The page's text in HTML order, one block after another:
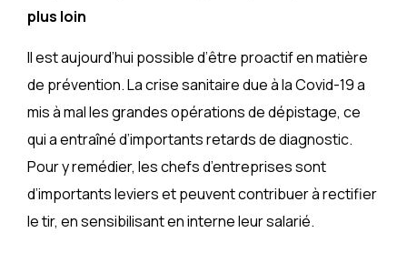
plus loin
Il est aujourd’hui possible d’être proactif en matière
de prévention. La crise sanitaire due à la Covid-19 a
mis à mal les grandes opérations de dépistage, ce
qui a entraîné d’importants retards de diagnostic.
Pour y remédier, les chefs d’entreprises sont
d’importants leviers et peuvent contribuer à rectifier
le tir, en sensibilisant en interne leur salarié.